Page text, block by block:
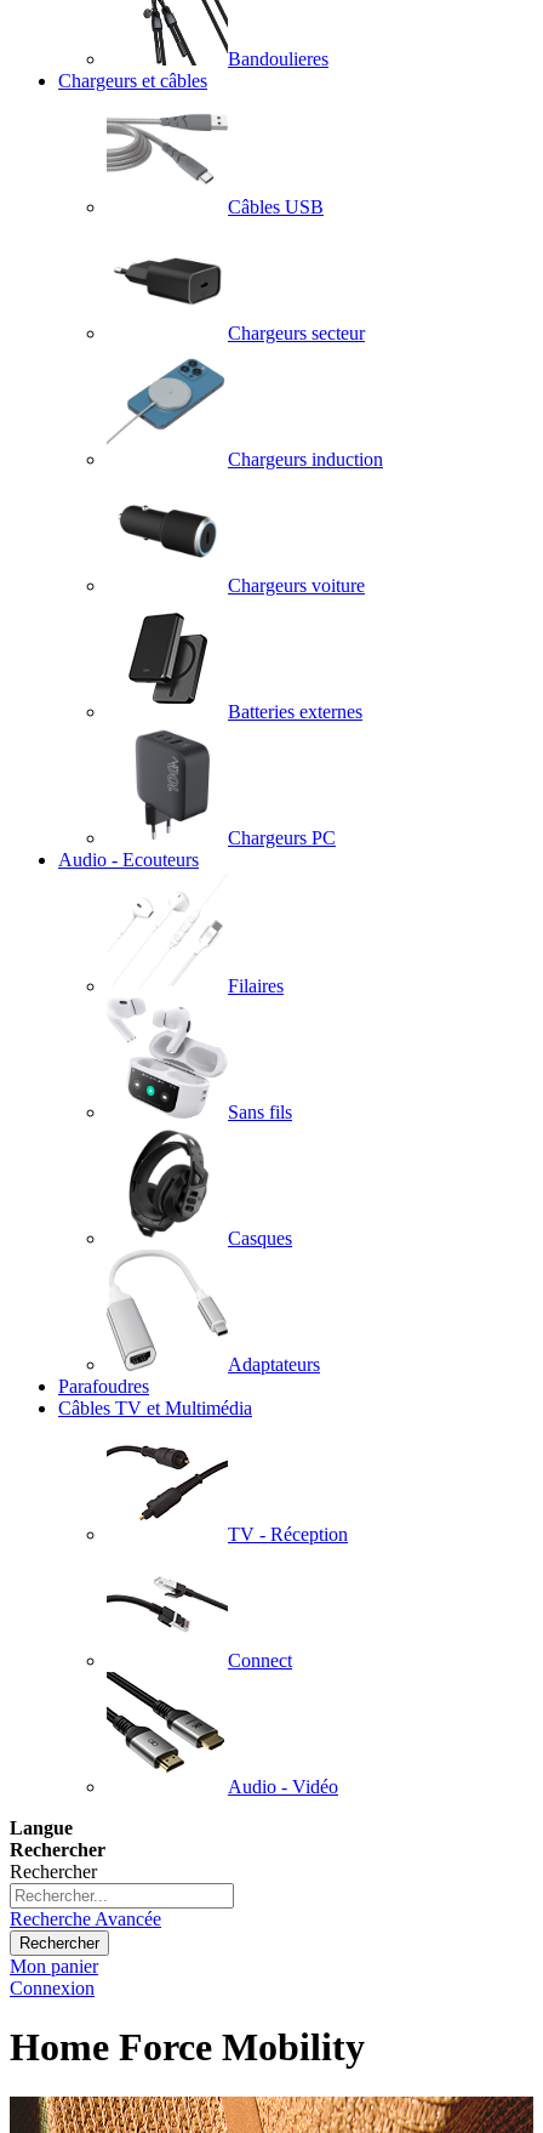
Bandoulieres
Chargeurs et câbles
Câbles USB
Chargeurs secteur
Chargeurs induction
Chargeurs voiture
Batteries externes
Chargeurs PC
Audio - Ecouteurs
Filaires
Sans fils
Casques
Adaptateurs
Parafoudres
Câbles TV et Multimédia
TV - Réception
Connect
Audio - Vidéo
Langue
Rechercher
Rechercher
Recherche Avancée
Rechercher
Mon panier
Connexion
Home Force Mobility